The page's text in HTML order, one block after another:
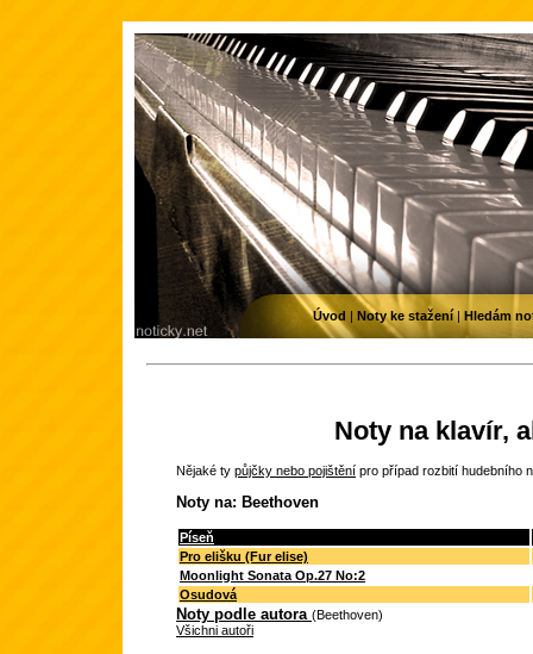
Noty na klavír,
Nějaké ty půjčky nebo pojištění pro případ rozbití hudebního
Noty na: Beethoven
Píseň
Pro elišku (Fur elise)
Moonlight Sonata Op.27 No:2
Osudová
Noty podle autora (Beethoven)
Všichni autoři
Úvod | Noty ke stažení| Hledám